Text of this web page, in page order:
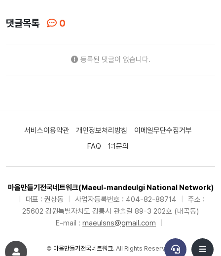
댓글목록 0
등록된 댓글이 없습니다.
서비스이용약관 개인정보처리방침
이메일무단수집거부
FAQ
1:1문의
마을만들기전국네트워크(Maeul-mandeulgi National Network)
대표 : 권상동 사업자등록번호 : 404-82-88714
주소 :
25602 강원특별자치도 강릉시 관솔길 89-3 202호 (내곡동)
E-mail : maeulsns@gmail.com
© 마을만들기전국네트워크. All Rights Reserved.